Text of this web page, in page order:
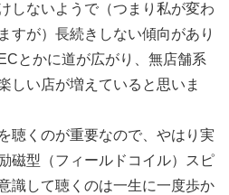
しないようで（つまり私が変わ
すが）長続きしない傾向があり
とかに道が広がり、無店舗系
しい店が増えていると思いま
聴くのが重要なので、やはり実
磁型（フィールドコイル）スピ
識して聴くのは一生に一度歩か